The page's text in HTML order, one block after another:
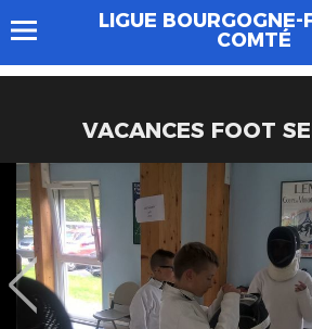
LIGUE BOURGOGNE-
COMTÉ
VACANCES FOOT